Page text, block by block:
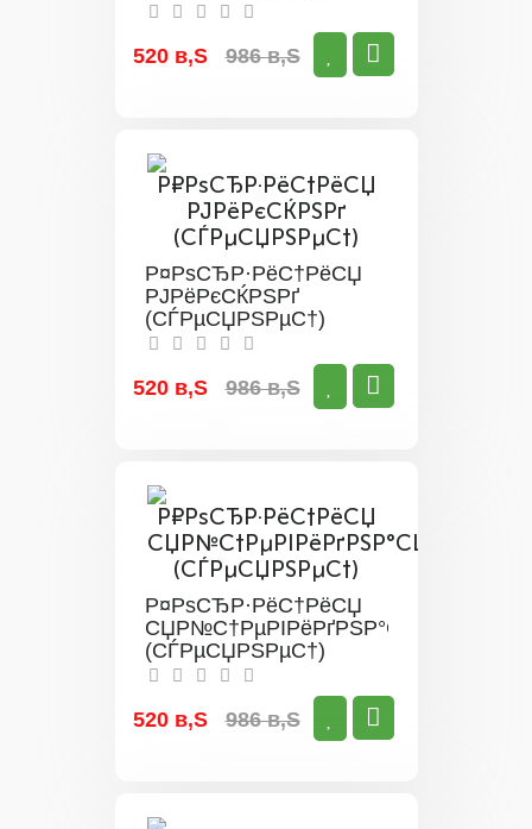
520 в‚Ѕ 986 в‚Ѕ
Р¤РѕСЂР·РёС†РёСЏ
РЈРёРєСЌРЅРґ
(СЃРµСЏРЅРµС†)
520 в‚Ѕ 986 в‚Ѕ
Р¤РѕСЂР·РёС†РёСЏ
СЏР№С†РµРІРёРґРЅР°СЏ
(СЃРµСЏРЅРµС†)
520 в‚Ѕ 986 в‚Ѕ